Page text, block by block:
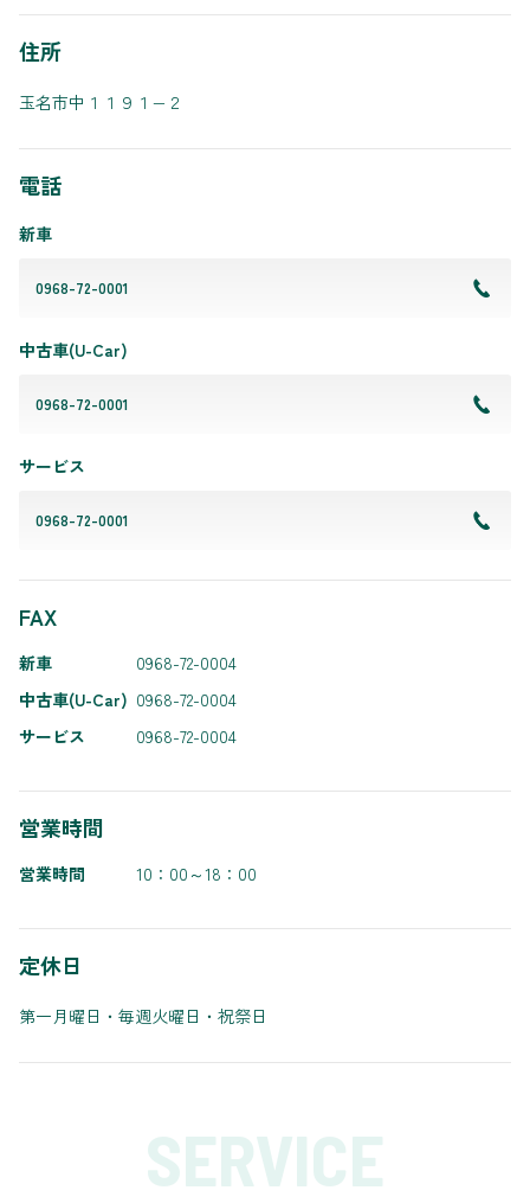
住所
玉名市中１１９１−２
電話
新車
0968-72-0001
中古車(U-Car)
0968-72-0001
サービス
0968-72-0001
FAX
新車
0968-72-0004
中古車(U-Car) 0968-72-0004
サービス
0968-72-0004
営業時間
営業時間 10：00～18：00
定休日
第一月曜日・毎週火曜日・祝祭日
SERVICE